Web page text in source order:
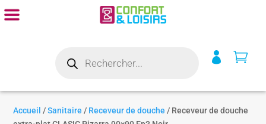
produits
 
Accueil /Sanitaire / Receveur de douche / Receveur de douche